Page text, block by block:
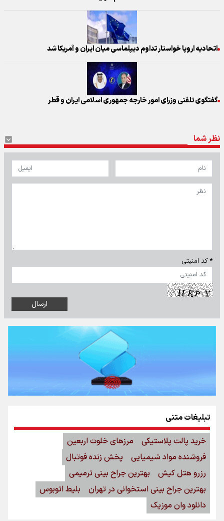
اتحادیه اروپا خواستار تداوم دیپلماسی میان ایران و آمریکا شد
گفتگوی تلفنی وزرای امور خارجه جمهوری اسلامی ایران و قطر
نظر شما
* کد امنیتی
تبلیغات متنی
خرید پالت پلاستیکی
مرزهای خلوت اربعین
فروشنده مواد شیمیایی
پخش زنده فوتبال
رزرو هتل کیش
بهترین جراح بینی ترمیمی
بهترین جراح بینی استخوانی در تهران
بلیط اتوبوس
دانلود وان موزیک